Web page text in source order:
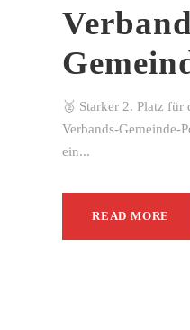
🥈 Starker 2. Platz für
Verbands-Gemeinde-
ein...
READ MORE